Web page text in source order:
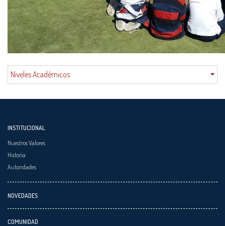
Niveles Académicos
INSTITUCIONAL
Nuestros Valores
Historia
Autoridades
NOVEDADES
COMUNIDAD